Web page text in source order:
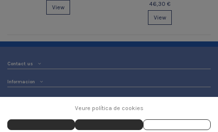
View
46,30 €
View
Contact us
Informacion
Veure política de cookies